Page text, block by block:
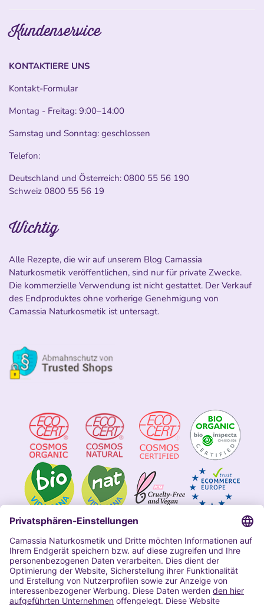
Kundenservice
KONTAKTIERE UNS
Kontakt-Formular
Montag - Freitag: 9:00–14:00
Samstag und Sonntag: geschlossen
Telefon:
Deutschland und Österreich: 0800 55 56 190
Schweiz 0800 55 56 19
Wichtig
Alle Rezepte, die wir auf unserem Blog Camassia
Naturkosmetik veröffentlichen, sind nur für private Zwecke.
Die kommerzielle Verwendung ist nicht gestattet. Der Verkauf
des Endproduktes ohne vorherige Genehmigung von
Camassia Naturkosmetik ist untersagt.
Impressum
Allgemeine Geschäftsbedingungen
Datenschutzerklärung Camassia
Widerrufsbelehrung